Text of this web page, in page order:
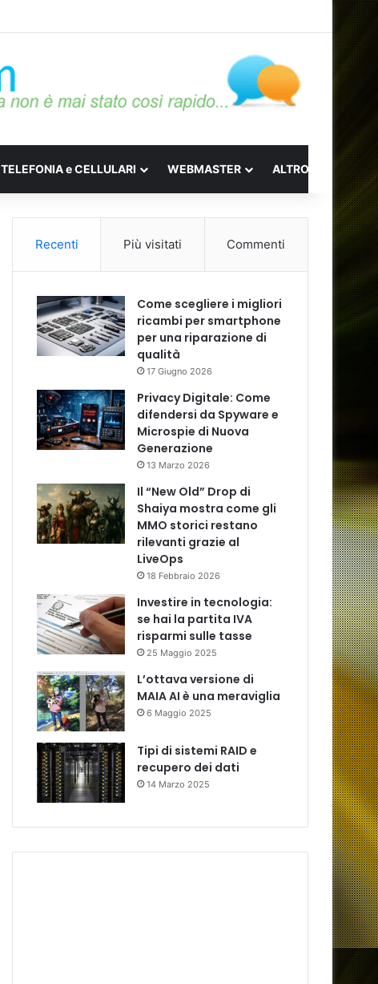
TELEFONIA e CELLULARI WEBMASTER ALTRO
Recenti Più visitati Commenti
Come scegliere i migliori
ricambi per smartphone
per una riparazione di
qualità
17 Giugno 2026
Privacy Digitale: Come
difendersi da Spyware e
Microspie di Nuova
Generazione
13 Marzo 2026
Il “New Old” Drop di
Shaiya mostra come gli
MMO storici restano
rilevanti grazie al
LiveOps
18 Febbraio 2026
Investire in tecnologia:
se hai la partita IVA
risparmi sulle tasse
25 Maggio 2025
L’ottava versione di
MAIA AI è una meraviglia
6 Maggio 2025
Tipi di sistemi RAID e
recupero dei dati
14 Marzo 2025